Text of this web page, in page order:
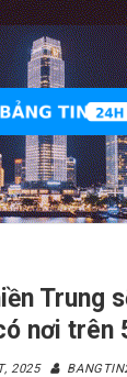
Trung
nơi trên
2025